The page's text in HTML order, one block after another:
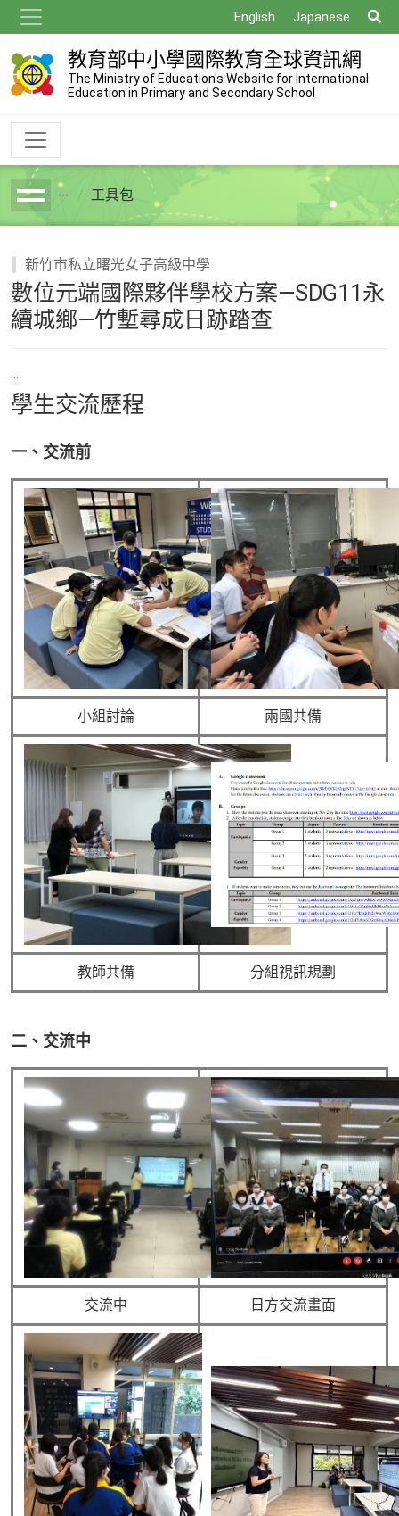
到
主
要
內
English Japanese
尋
教育部中小學國際教育全球資訊網
The Ministry of Education's Website for International
Education in Primary and Secondary School
breadcrumb工具包
新竹市私立曙光女子高級中學
數位元端國際夥伴學校方案—SDG11永
續城鄉—竹塹尋成日跡踏查
:::
學生交流歷程
一、交流前
小組討論 兩國共備
教師共備 分組視訊規劃
二、交流中
交流中 日方交流畫面